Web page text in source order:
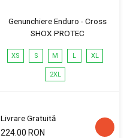
Genunchiere Enduro - Cross
SHOX PROTEC
XS S M L XL
2XL
Livrare Gratuită
224.00 RON